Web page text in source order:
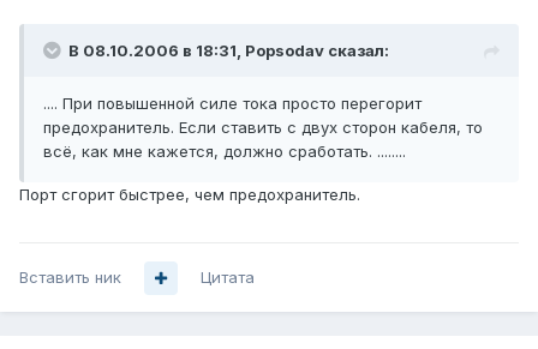
В 08.10.2006 в 18:31, Popsodav сказал:
.... При повышенной силе тока просто перегорит
предохранитель. Если ставить с двух сторон кабеля, то
всё, как мне кажется, должно сработать. ........
Порт сгорит быстрее, чем предохранитель.
Вставить ник Цитата